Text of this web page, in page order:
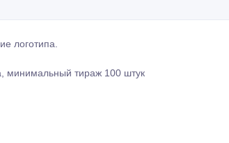
логотипа.
минимальный тираж 100 штук